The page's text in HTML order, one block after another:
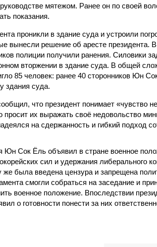
мятежом. Ранее он по своей
показания.
проникли в здание суда и устроили
вынесли решение об аресте президента.
полиции получили ранения. Силовики
вторжении в здание суда. В общей
85 человек: ранее 40 сторонников Юн
здания суда.
что президент понимает «чувство
просит их выражать своё недовольство
на сдержанность и гибкий подход
Юн Сок Ёль объявил в стране военное
сил и удержания либерального
была введена цензура и запрещена
смогли собраться на заседание и
военное положение. Впоследствии
о готовности понести за них